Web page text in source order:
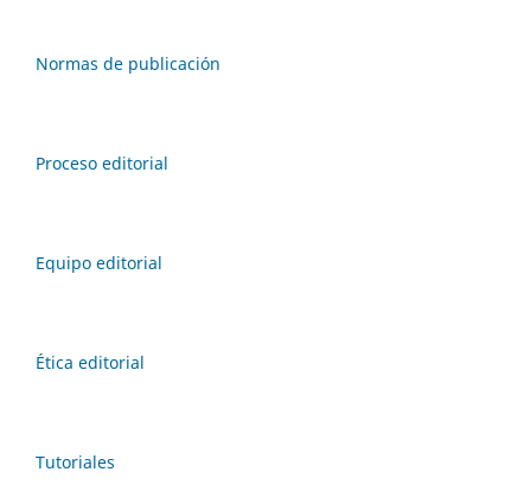
Normas de publicación
Proceso editorial
Equipo editorial
Ética editorial
Tutoriales